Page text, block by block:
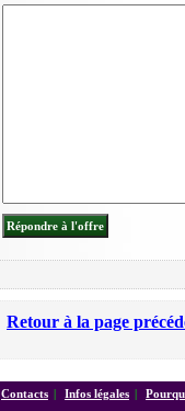
Retour à la page
Contacts | Infos légales |